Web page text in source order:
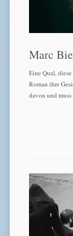
Marc
Eine Qual,
Roman ihre
davon und